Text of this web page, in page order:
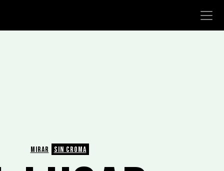
MIRAR SIN CROMA